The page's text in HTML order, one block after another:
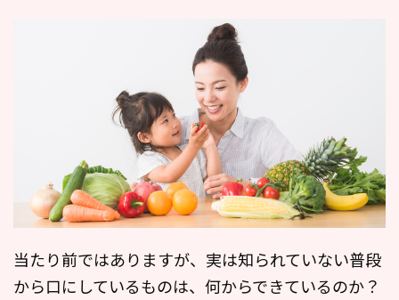
当たり前ではありますが、実は知られていない普段
から口にしているものは、何からできているのか？